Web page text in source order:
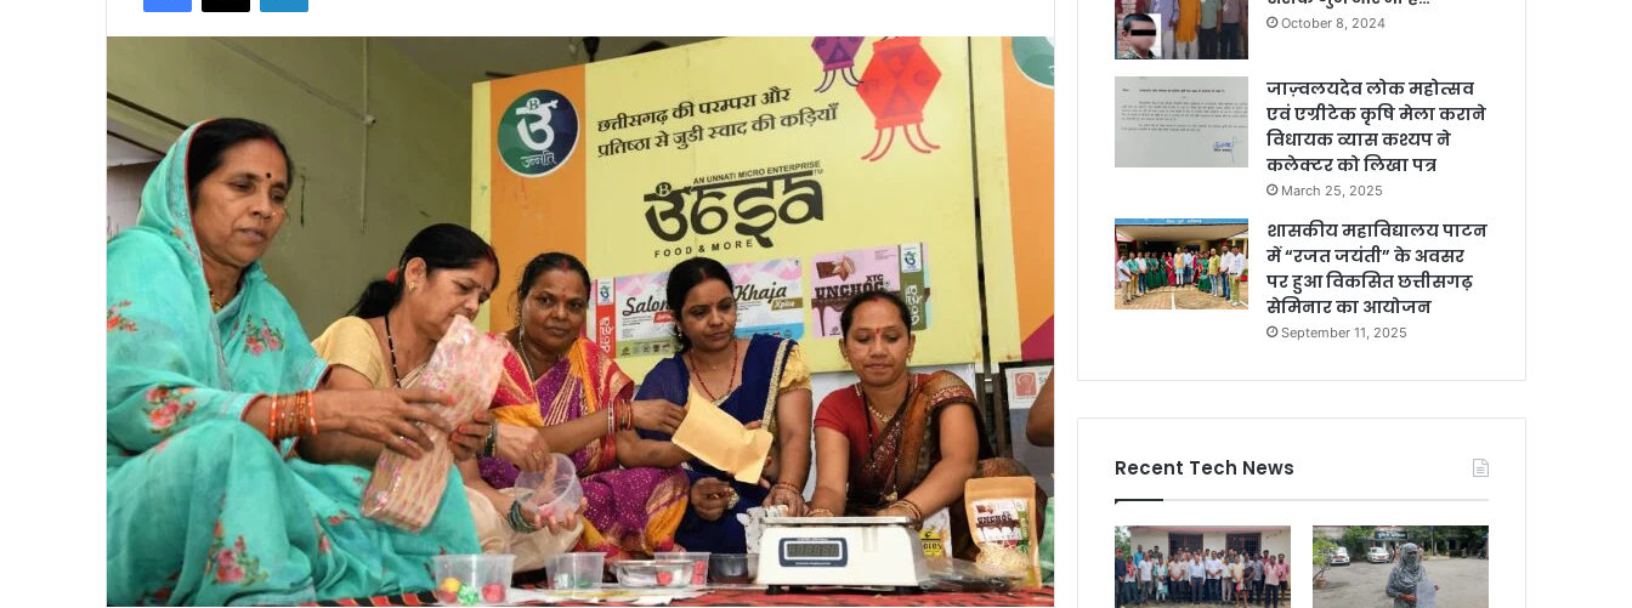
October 8, 2024
जाज़्वलयदेव लोक महोत्सव
एवं एग्रीटेक कृषि मेला कराने
विधायक व्यास कश्यप ने
कलेक्टर को लिखा पत्र
March 25, 2025
शासकीय महाविद्यालय पाटन
में “रजत जयंती” के अवसर
पर हुआ विकसित छत्तीसगढ़
सेमिनार का आयोजन
September 11, 2025
Recent Tech News